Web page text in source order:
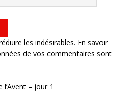
les indésirables. En savoir
de vos commentaires sont
l’Avent – jour 1